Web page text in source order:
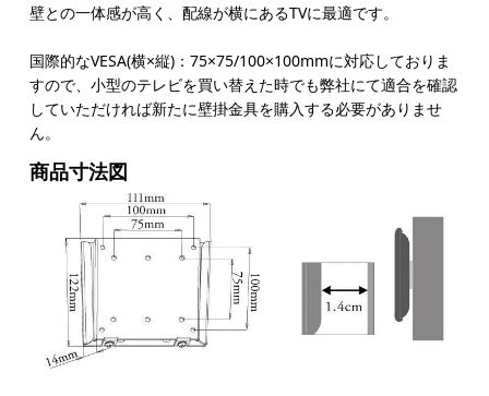
壁との一体感が高く、配線が横にあるTVに最適です。
国際的なVESA(横×縦)：75×75/100×100mmに対応しておりま
すので、小型のテレビを買い替えた時でも弊社にて適合を確認
していただければ新たに壁掛金具を購入する必要がありませ
ん。
商品寸法図